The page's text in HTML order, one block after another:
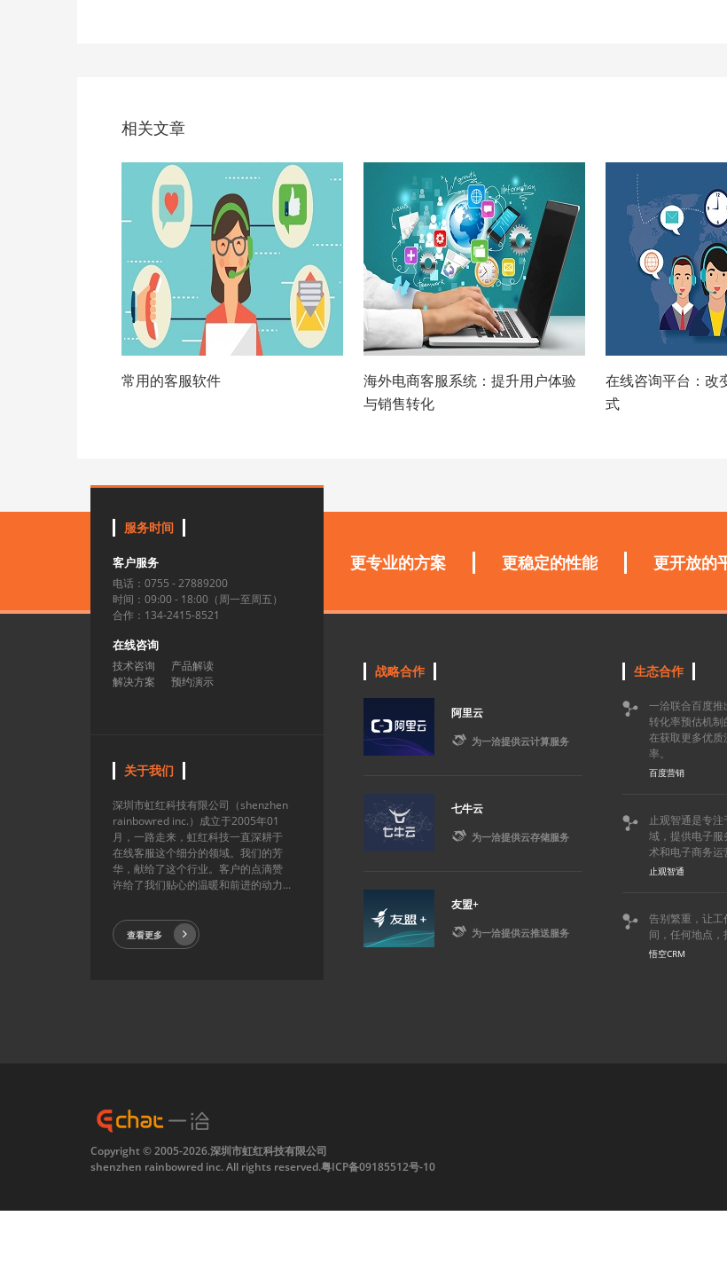
相关文章
常用的客服软件
海外电商客服系统：提升用户体验
与销售转化
在线咨询平台：改
式
更专业的方案 更稳定的性能 更开放的
服务时间
客户服务
电话：0755 - 27889200
时间：09:00 - 18:00（周一至周五）
合作：134-2415-8521
在线咨询
技术咨询
产品解读
解决方案
预约演示
关于我们
深圳市虹红科技有限公司（shenzhen
rainbowred inc.）成立于2005年01
月，一路走来，虹红科技一直深耕于
在线客服这个细分的领域。我们的芳
华，献给了这个行业。客户的点滴赞
许给了我们贴心的温暖和前进的动力...
查看更多
战略合作
阿里云
 为一洽提供云计算服务
七牛云
 为一洽提供云存储服务
友盟+
 为一洽提供云推送服务
生态合作

一洽联合百度推
转化率预估机
在获取更多优
率。
百度营销

止观智通是专
域，提供电子
术和电子商务运
止观智通

告别繁重，让工
间，任何地点
悟空CRM
Copyright © 2005-2026.深圳市虹红科技有限公司
shenzhen rainbowred inc. All rights reserved.粤ICP备09185512号-10